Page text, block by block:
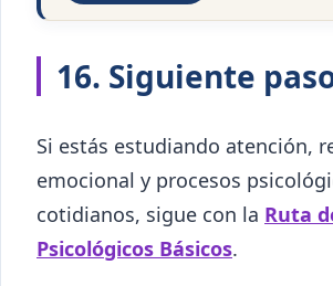
16. Siguiente
Si estás estudiando atención,
emocional y procesos
cotidianos, sigue con la Ruta
Psicológicos Básicos.